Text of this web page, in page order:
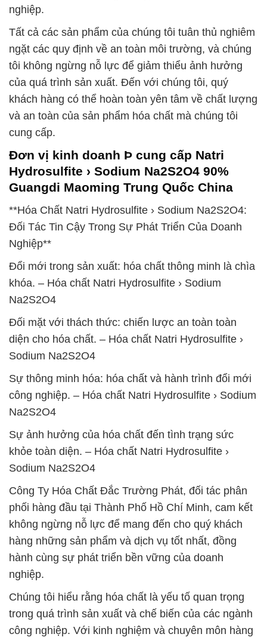
nghiệp.
Tất cả các sản phẩm của chúng tôi tuân thủ nghiêm
ngặt các quy định về an toàn môi trường, và chúng
tôi không ngừng nỗ lực để giảm thiểu ảnh hưởng
của quá trình sản xuất. Đến với chúng tôi, quý
khách hàng có thể hoàn toàn yên tâm về chất lượng
và an toàn của sản phẩm hóa chất mà chúng tôi
cung cấp.
Đơn vị kinh doanh Þ cung cấp Natri
Hydrosulfite › Sodium Na2S2O4 90%
Guangdi Maoming Trung Quốc China
**Hóa Chất Natri Hydrosulfite › Sodium Na2S2O4:
Đối Tác Tin Cậy Trong Sự Phát Triển Của Doanh
Nghiệp**
Đổi mới trong sản xuất: hóa chất thông minh là chìa
khóa. – Hóa chất Natri Hydrosulfite › Sodium
Na2S2O4
Đối mặt với thách thức: chiến lược an toàn toàn
diện cho hóa chất. – Hóa chất Natri Hydrosulfite ›
Sodium Na2S2O4
Sự thông minh hóa: hóa chất và hành trình đổi mới
công nghiệp. – Hóa chất Natri Hydrosulfite › Sodium
Na2S2O4
Sự ảnh hưởng của hóa chất đến tình trạng sức
khỏe toàn diện. – Hóa chất Natri Hydrosulfite ›
Sodium Na2S2O4
Công Ty Hóa Chất Đắc Trường Phát, đối tác phân
phối hàng đầu tại Thành Phố Hồ Chí Minh, cam kết
không ngừng nỗ lực để mang đến cho quý khách
hàng những sản phẩm và dịch vụ tốt nhất, đồng
hành cùng sự phát triển bền vững của doanh
nghiệp.
Chúng tôi hiểu rằng hóa chất là yếu tố quan trọng
trong quá trình sản xuất và chế biến của các ngành
công nghiệp. Với kinh nghiệm và chuyên môn hàng